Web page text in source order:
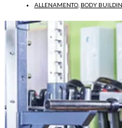
ALLENAMENTO BODY